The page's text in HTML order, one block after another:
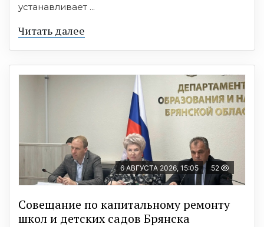
устанавливает ...
Читать далее
6 АВГУСТА 2026, 15:05 52
Совещание по капитальному ремонту
школ и детских садов Брянска